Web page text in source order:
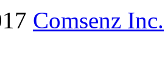
Comsenz Inc.